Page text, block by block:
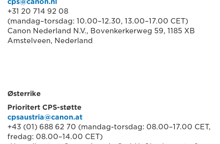
+31 20 714 92 08
(mandag–torsdag: 10.00–12.30, 13.00–17.00 CET)
Canon Nederland N.V., Bovenkerkerweg 59, 1185 XB
Amstelveen, Nederland
Østerrike
Prioritert CPS-støtte
cpsaustria@canon.at
+43 (01) 688 62 70 (mandag-torsdag: 08.00–17.00 CET,
fredag: 08.00–14.00 CET)